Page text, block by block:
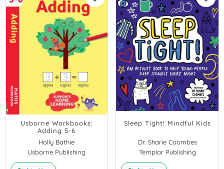
Usborne Workbooks:
Adding 5-6
Holly Bathie
Usborne Publishing
Sleep Tight! Mindful Kids
Dr. Sharie Coombes
Templar Publishing